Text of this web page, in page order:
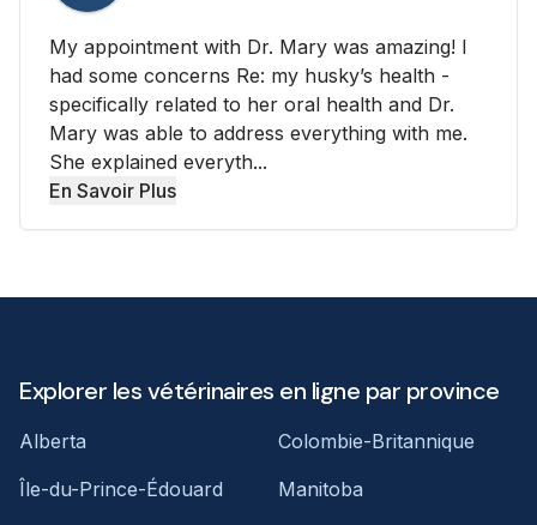
My appointment with Dr. Mary was amazing! I
had some concerns Re: my husky’s health -
specifically related to her oral health and Dr.
Mary was able to address everything with me.
She explained everyth...
En Savoir Plus
Explorer les vétérinaires en ligne par province
Alberta
Colombie-Britannique
Île-du-Prince-Édouard
Manitoba